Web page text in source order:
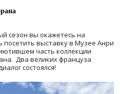
сезон вы окажетесь на
посетить выставку в Музее Анри
часть коллекции
Два великих француза
состоялся!